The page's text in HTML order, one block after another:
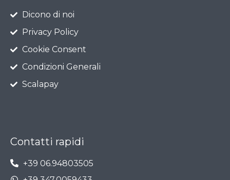
Dicono di noi
Privacy Policy
Cookie Consent
Condizioni Generali
Scalapay
Contatti rapidi
+39 06.94803505